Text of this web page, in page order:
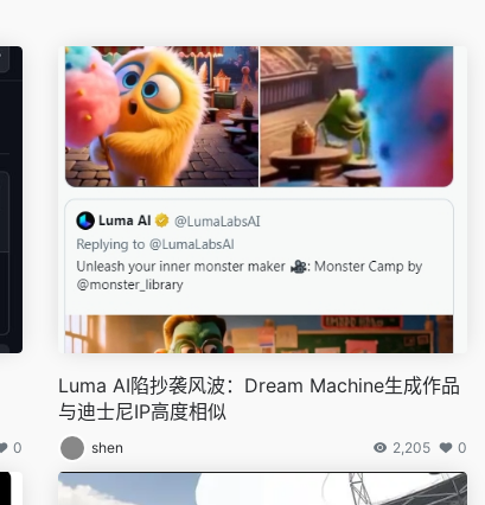
0
Luma AI陷抄袭风波：Dream Machine生成作品
与迪士尼IP高度相似
shen 2,205 0